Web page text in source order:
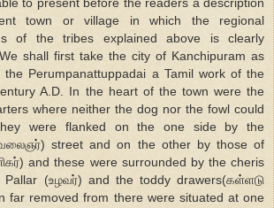
town or village in which the regional
of the tribes explained above is clearly
shall first take the city of Kanchipuram as
the Perumpanattuppadai a Tamil work of the
A.D. In the heart of the town were the
where neither the dog nor the fowl could
were flanked on the one side by the
street and on the other by those of
and these were surrounded by the cheris
(உழவர்) and the toddy drawers(கள்ளடு
far removed from there were situated at one